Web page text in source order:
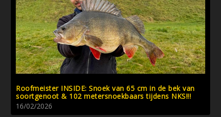
Roofmeister INSIDE: Snoek van 65 cm in de bek van
soortgenoot & 102 metersnoekbaars tijdens NKS!!!
16/02/2026